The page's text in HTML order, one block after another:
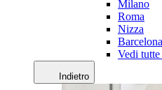
Milano
Roma
Nizza
Barcelona
Vedi
Indietro